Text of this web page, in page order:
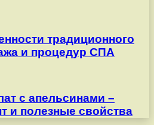
традиционного
и процедур СПА
с апельсинами –
и полезные свойства